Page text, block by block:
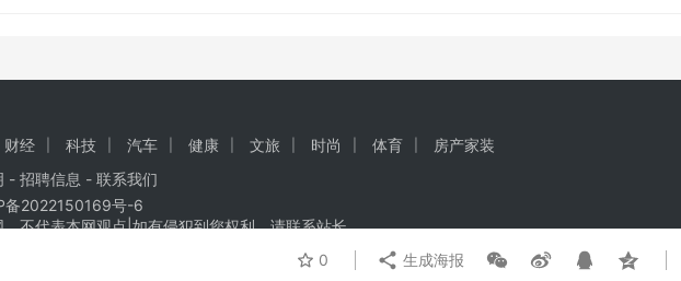
0 生成海报
财经 科技 汽车 健康 文旅 时尚 体育
房产家装
- 招聘信息 - 联系我们
备2022150169号-6
不代表本网观点|如有侵犯到您权利，请联系站长